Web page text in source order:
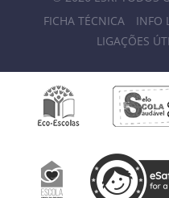
FICHA TÉCNICA
INFO
LIGAÇÕES